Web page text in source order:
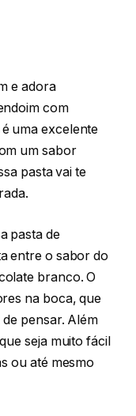
e adora
com
uma excelente
um sabor
pasta vai te
pasta de
entre o sabor do
branco. O
na boca, que
pensar. Além
seja muito fácil
ou até mesmo